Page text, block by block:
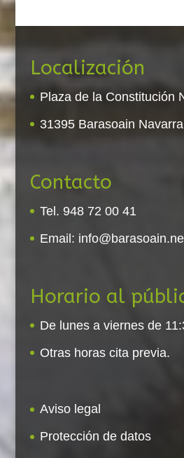
Localización
Plaza de la Constitución
31395 Barasoain Navarra
Contacto
Tel. 948 72 00 41
Email:
Horario al
De lunes a viernes de
Otras horas cita previa.
Aviso legal
Protección de datos